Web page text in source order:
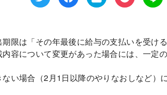
限は「その年最後に給与の支払いを受け
内容について変更があった場合には、一定
ない場合（2月1日以降のやりなおしなど）